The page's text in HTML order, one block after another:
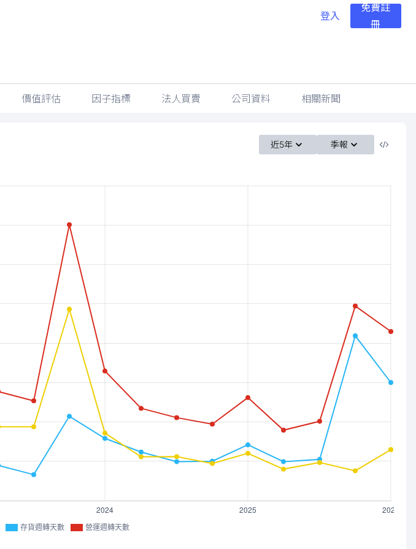
登入
免費註
冊
價值評估 因子指標 法人買賣 公司資料 相關新聞
近5年 季報
存貨週轉天數 營運週轉天數